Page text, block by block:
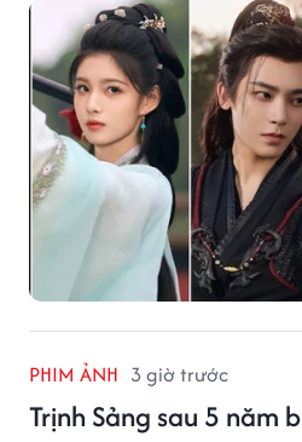
PHIM ẢNH 3 giờ trước
Trịnh Sảng sau 5 năm